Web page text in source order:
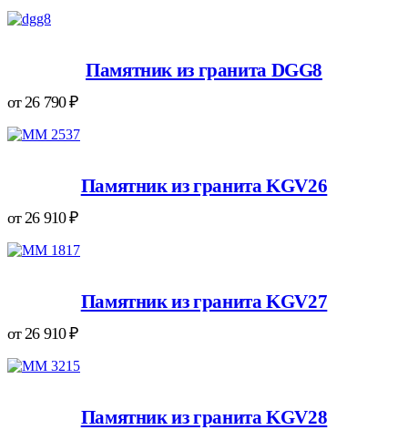
Памятник из гранита DGG8
от26 790₽
Памятник из гранита KGV26
от26 910₽
Памятник из гранита KGV27
от26 910₽
Памятник из гранита KGV28